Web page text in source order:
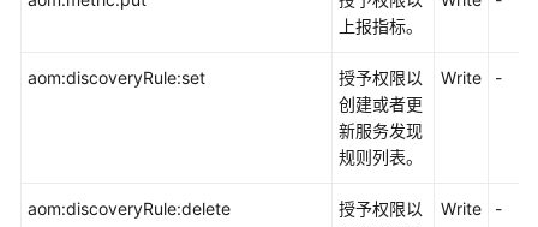
上报指标。
aom:discoveryRule:set
授予权限以
创建或者更
新服务发现
规则列表。
Write -
aom:discoveryRule:delete
授予权限以
Write -